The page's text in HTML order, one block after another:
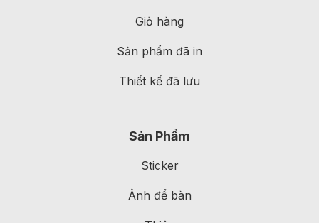
Giỏ hàng
Sản phẩm đã in
Thiết kế đã lưu
Sản Phẩm
Sticker
Ảnh để bàn